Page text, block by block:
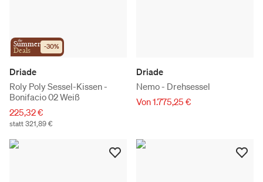
the
Summer
Deals -30%
Driade
Roly Poly Sessel-Kissen -
Bonifacio 02 Weiß
225,32 €
statt 321,89 €
Driade
Nemo - Drehsessel
Von 1.775,25 €